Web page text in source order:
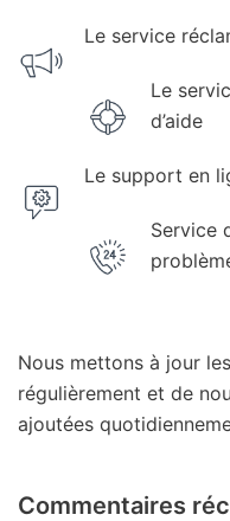
Le service
Le
d’aide
Le support en
Service
Nous mettons à jour
régulièrement et de
ajoutées
Commentaires